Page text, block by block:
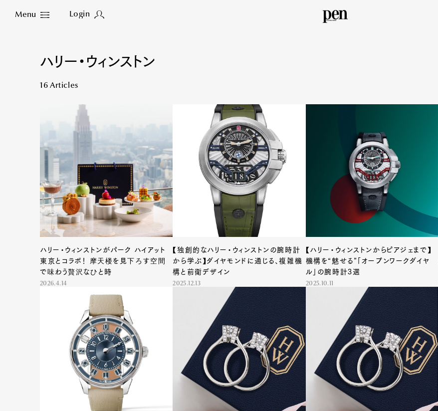
Menu Login
Close
ハリー・ウィンストン
16 Articles
ハリー・ウィンストンがパーク ハイアット
東京とコラボ！ 摩天楼を見下ろす空間
で味わう贅沢なひと時
2026.4.14
【独創的なハリー・ウィンストンの腕時計
から学ぶ】ダイヤモンドに通じる、複雑機
構と前衛デザイン
2025.12.13
【ハリー・ウィンストンからピアジェまで】
機構を“魅せる”「オープンワークダイヤ
ル」の腕時計3選
2025.10.11